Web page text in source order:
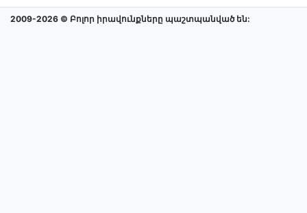
2009-2026 © Բոլոր իրավունքները պաշտպանված են: